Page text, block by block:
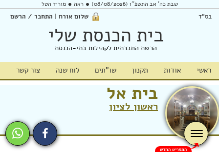
שבת כה' אב התשפ''ו (08/08/2026) ראה מוריד הטל
בס"ד שלום אורח | התחבר / הרשם
בית הכנסת שלי
הרשת החברתית לקהילות בתי-הכנסת
ראשי אודות תקנון שו"תים לוח שנה צור קשר
בית אל
ראשון לציון
התפריט החדש